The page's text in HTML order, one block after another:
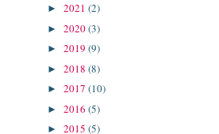
► 2021 (2)
► 2020(3)
► 2019 (9)
► 2018 (8)
► 2017 (10)
► 2016 (5)
► 2015 (5)